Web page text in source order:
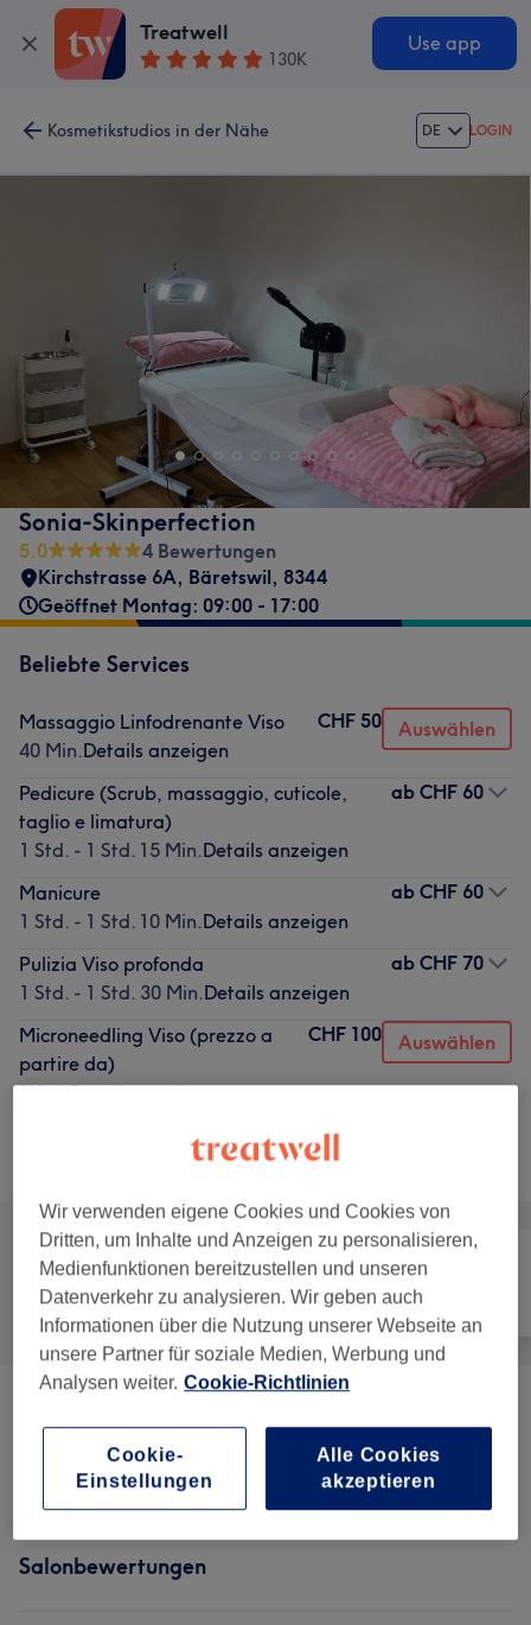
Treatwell
130K
Use app
Kosmetikstudios in der Nähe DE LOGIN
Sonia-Skinperfection
5.0
4 Bewertungen
Kirchstrasse 6A, Bäretswil, 8344
Geöffnet Montag: 09:00 - 17:00
Beliebte Services
Massaggio Linfodrenante Viso
40 Min.Details anzeigen
CHF 50 Auswählen
Pedicure (Scrub, massaggio, cuticole,
taglio e limatura)
1 Std. - 1 Std. 15 Min.Details anzeigen
ab CHF 60
Manicure
1 Std. - 1 Std. 10 Min.Details anzeigen
ab CHF 60
Pulizia Viso profonda
1 Std. - 1 Std. 30 Min.Details anzeigen
ab CHF 70
Microneedling Viso (prezzo a
partire da)
1 Std.Details anzeigen
CHF 100 Auswählen
Alle Nägel
Trattamenti Viso (3) ab CHF 50
Salonbewertungen
Wir verwenden eigene Cookies und Cookies von
Dritten, um Inhalte und Anzeigen zu personalisieren,
Medienfunktionen bereitzustellen und unseren
Datenverkehr zu analysieren. Wir geben auch
Informationen über die Nutzung unserer Webseite an
unsere Partner für soziale Medien, Werbung und
Analysen weiter. Cookie-Richtlinien
Alle Cookies
akzeptieren
Cookie-
Einstellungen